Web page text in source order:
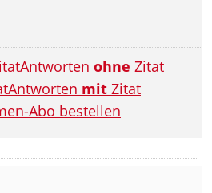
Antworten ohne Zitat
Antworten mit Zitat
Abo bestellen